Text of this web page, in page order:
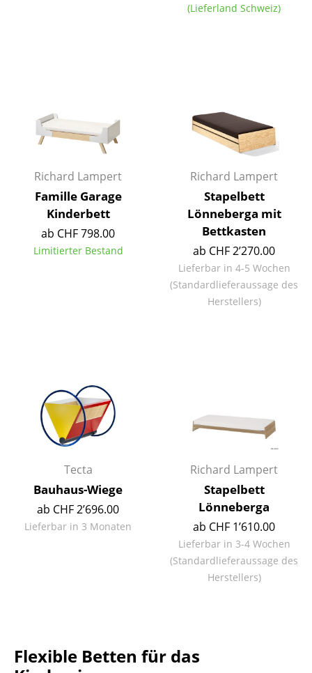
Aufbewahren
Regale & Schränke
Bücherregale
Wandregale
Sideboards & Kommoden
Einzelteile
... alle Aufbewahrungsmöbel
Hängeleuchten & Deckenleuchten
Tischleuchten
Outdoor-Leuchten
(Lieferland Schweiz)
Richard Lampert
Famille Garage
Kinderbett
ab CHF 798.00
Limitierter Bestand
Richard Lampert
Stapelbett
Lönneberga mit
Bettkasten
ab CHF 2’270.00
Lieferbar in 4-5 Wochen
(Standardlieferaussage des
Herstellers)
Tecta
Bauhaus-Wiege
ab CHF 2’696.00
Lieferbar in 3 Monaten
Richard Lampert
Stapelbett
Lönneberga
ab CHF 1’610.00
Lieferbar in 3-4 Wochen
(Standardlieferaussage des
Herstellers)
Flexible Betten für das